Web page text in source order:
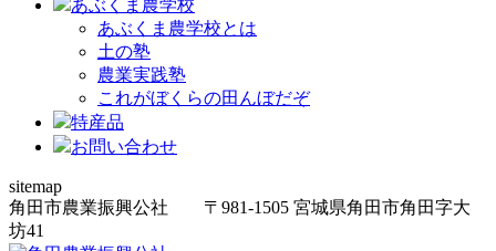
あぶくま農学校
あぶくま農学校とは
土の塾
農業実践塾
これがぼくらの田んぼだぞ
特産品
お問い合わせ
sitemap
角田市農業振興公社 〒981-1505 宮城県角田市角田字大
坊41